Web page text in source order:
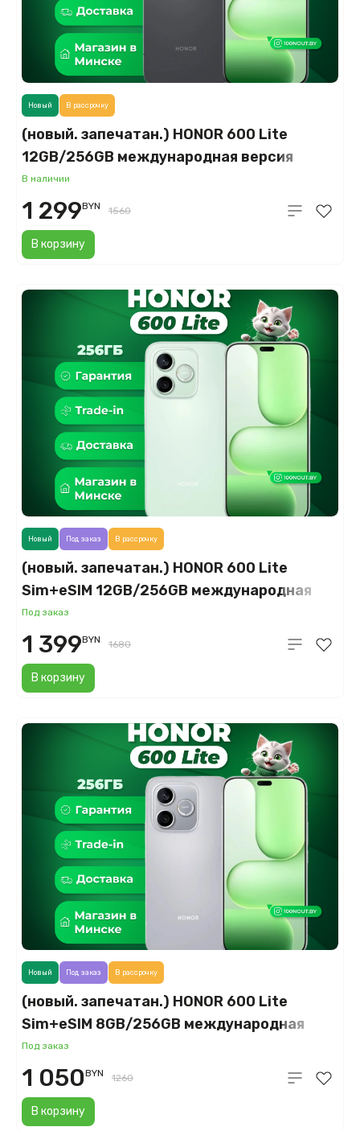
(новый. запечатан.) HONOR 600 Lite
12GB/256GB международная версия
(вельветовый черный)
В наличии
В корзину
Новый В рассрочку
1 299BYN 1560
(новый. запечатан.) HONOR 600 Lite
Sim+eSIM 12GB/256GB международная
версия (зеленый)
Под заказ
В корзину
Новый Под заказ В рассрочку
1 399BYN 1680
(новый. запечатан.) HONOR 600 Lite
Sim+eSIM 8GB/256GB международная
версия (вельветовый серый)
Под заказ
В корзину
Новый Под заказ В рассрочку
1 050BYN 1260